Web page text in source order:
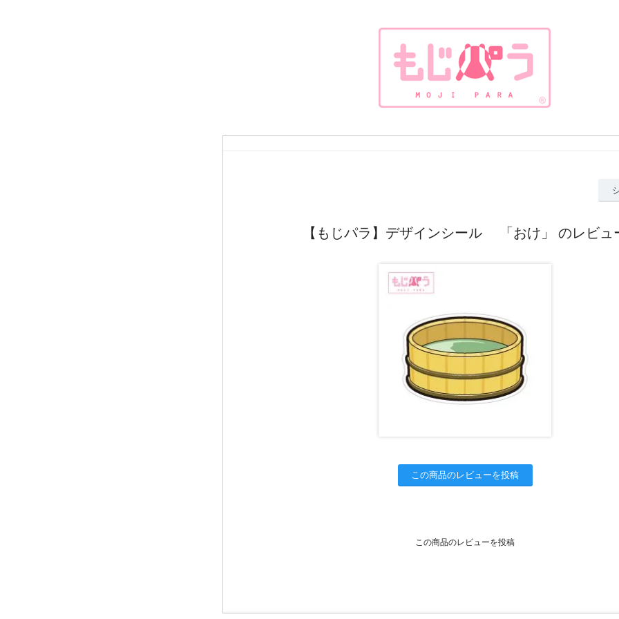
【もじパラ】デザインシール 「おけ」 のレビュ
この商品のレビューを投稿
この商品のレビューを投稿